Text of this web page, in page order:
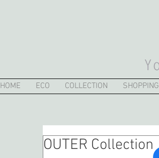
HOME ECO COLLECTION SHOPPING
OUTER Collection